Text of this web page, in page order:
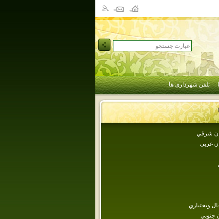
تلفن شهرداری ها
شرقي
غربي
وبختياري
جنوبي